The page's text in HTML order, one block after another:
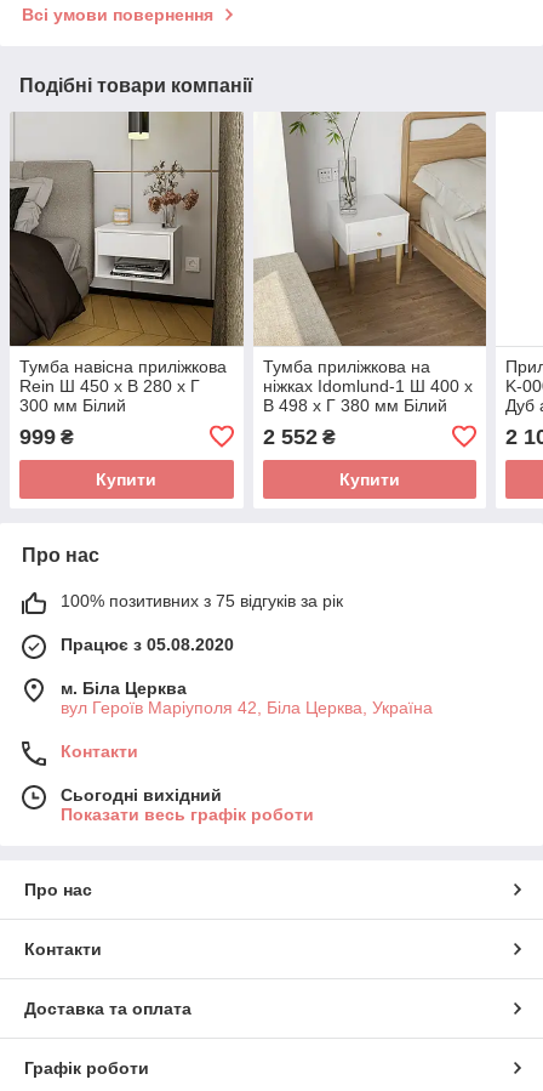
Всі умови повернення
Подібні товари компанії
Тумба навісна приліжкова
Rein Ш 450 x В 280 x Г
300 мм Білий
999 ₴
Купити
Тумба приліжкова на
ніжках Idomlund-1 Ш 400 x
В 498 x Г 380 мм Білий
2 552₴
Купити
K-
Дуб
2
Про нас
100% позитивних з 75 відгуків за рік
Працює з 05.08.2020
м. Біла Церква
вул Героїв Маріуполя 42, Біла Церква, Україна
Контакти
Сьогодні вихідний
Показати весь графік роботи
Про нас
Контакти
Доставка та оплата
Графік роботи